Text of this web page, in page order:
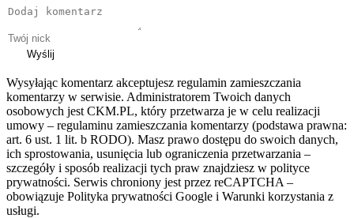
Wyślij
Wysyłając komentarz akceptujesz regulamin zamieszczania
komentarzy w serwisie. Administratorem Twoich danych
osobowych jest CKM.PL, który przetwarza je w celu realizacji
umowy – regulaminu zamieszczania komentarzy (podstawa prawna:
art. 6 ust. 1 lit. b RODO). Masz prawo dostępu do swoich danych,
ich sprostowania, usunięcia lub ograniczenia przetwarzania –
szczegóły i sposób realizacji tych praw znajdziesz w polityce
prywatności. Serwis chroniony jest przez reCAPTCHA –
obowiązuje Polityka prywatności Google i Warunki korzystania z
usługi.